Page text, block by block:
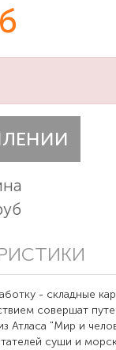
- складные
совершат
Атласа "Мир и
суши и